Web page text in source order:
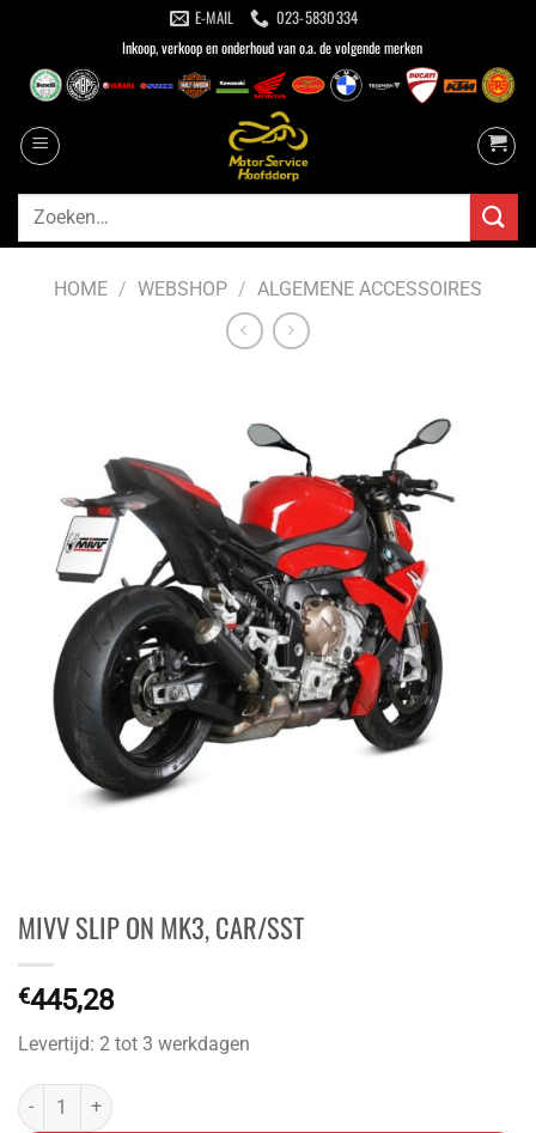
inhoud
E-MAIL 023-5830334
Inkoop, verkoop en onderhoud van o.a. de volgende merken
Zoeken
HOME / WEBSHOP / ALGEMENE ACCESSOIRES
MIVV SLIP ON MK3, CAR/SST
€445,28
Levertijd: 2 tot 3 werkdagen
MIVV SLIP ON MK3, CAR/SST aantal